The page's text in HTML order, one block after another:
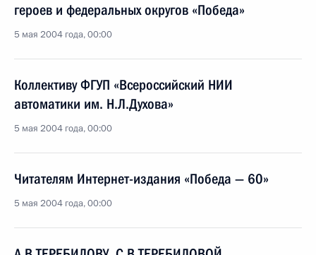
героев и федеральных округов «Победа»
5 мая 2004 года, 00:00
Коллективу ФГУП «Всероссийский НИИ
автоматики им. Н.Л.Духова»
5 мая 2004 года, 00:00
Читателям Интернет-издания «Победа — 60»
5 мая 2004 года, 00:00